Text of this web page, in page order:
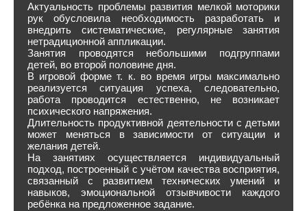
Актуальность проблемы развития мелкой моторики
рук обусловила необходимость разработать и
внедрить систематические, регулярные занятия
нетрадиционной аппликации.
Занятия проводятся небольшими подгруппами
детей, во второй половине дня.
В игровой форме т. к. во время игры максимально
реализуется ситуация успеха, следовательно,
работа проводится естественно, не возникает
психического напряжения.
Длительность продуктивной деятельности с детьми
может меняться в зависимости от ситуации и
желания детей.
На занятиях осуществляется индивидуальный
подход, построенный с учётом качества восприятия,
связанный с развитием технических умений и
навыков, эмоциональной отзывчивости каждого
ребёнка на предложенное задание.